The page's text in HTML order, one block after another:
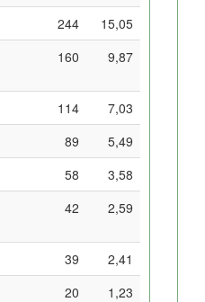
244
15,05
160 9,87
114
7,03
89
5,49
58
3,58
42 2,59
39
2,41
20
1,23